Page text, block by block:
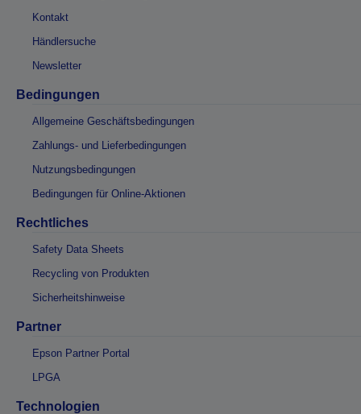
Kontakt
Händlersuche
Newsletter
Bedingungen
Allgemeine Geschäftsbedingungen
Zahlungs- und Lieferbedingungen
Nutzungsbedingungen
Bedingungen für Online-Aktionen
Rechtliches
Safety Data Sheets
Recycling von Produkten
Sicherheitshinweise
Partner
Epson Partner Portal
LPGA
Technologien